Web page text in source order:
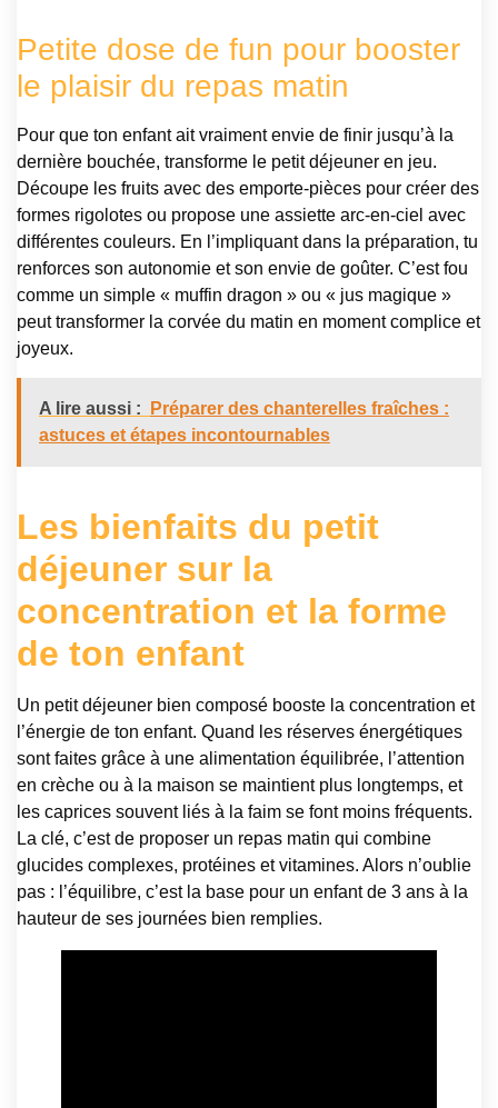
Petite dose de fun pour booster
le plaisir du repas matin
Pour que ton enfant ait vraiment envie de finir jusqu’à la
dernière bouchée, transforme le petit déjeuner en jeu.
Découpe les fruits avec des emporte-pièces pour créer des
formes rigolotes ou propose une assiette arc-en-ciel avec
différentes couleurs. En l’impliquant dans la préparation, tu
renforces son autonomie et son envie de goûter. C’est fou
comme un simple « muffin dragon » ou « jus magique »
peut transformer la corvée du matin en moment complice et
joyeux.
A lire aussi :
Préparer des chanterelles fraîches :
astuces et étapes incontournables
Les bienfaits du petit
déjeuner sur la
concentration et la forme
de ton enfant
Un petit déjeuner bien composé booste la concentration et
l’énergie de ton enfant. Quand les réserves énergétiques
sont faites grâce à une alimentation équilibrée, l’attention
en crèche ou à la maison se maintient plus longtemps, et
les caprices souvent liés à la faim se font moins fréquents.
La clé, c’est de proposer un repas matin qui combine
glucides complexes, protéines et vitamines. Alors n’oublie
pas : l’équilibre, c’est la base pour un enfant de 3 ans à la
hauteur de ses journées bien remplies.